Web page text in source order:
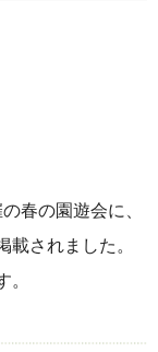
春の園遊会に、
されました。